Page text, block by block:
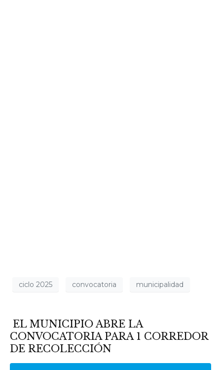
ciclo 2025 convocatoria municipalidad
EL MUNICIPIO ABRE LA
CONVOCATORIA PARA 1 CORREDOR
DE RECOLECCIÓN